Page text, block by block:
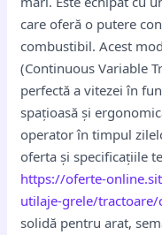
care oferă o putere
combustibil. Acest
(Continuous Variable
perfectă a vitezei în
spațioasă și
operator în timpul
oferta și specificațiile
https://oferte-
utilaje-grele/
solidă pentru arat,